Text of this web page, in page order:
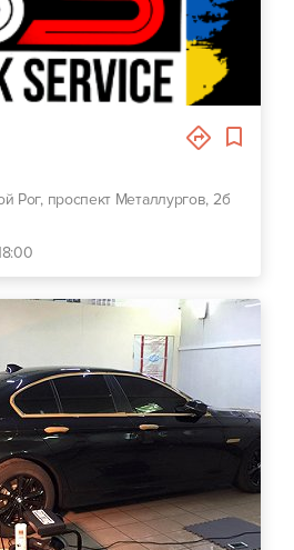
Рог, проспект Металлургов, 2б